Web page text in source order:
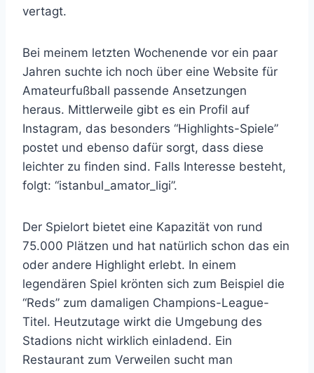
vertagt.
Bei meinem letzten Wochenende vor ein paar
Jahren suchte ich noch über eine Website für
Amateurfußball passende Ansetzungen
heraus. Mittlerweile gibt es ein Profil auf
Instagram, das besonders “Highlights-Spiele”
postet und ebenso dafür sorgt, dass diese
leichter zu finden sind. Falls Interesse besteht,
folgt: “istanbul_amator_ligi”.
Der Spielort bietet eine Kapazität von rund
75.000 Plätzen und hat natürlich schon das ein
oder andere Highlight erlebt. In einem
legendären Spiel krönten sich zum Beispiel die
“Reds” zum damaligen Champions-League-
Titel. Heutzutage wirkt die Umgebung des
Stadions nicht wirklich einladend. Ein
Restaurant zum Verweilen sucht man